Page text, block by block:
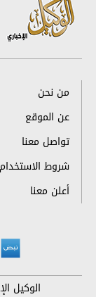
من نحن
عن الموقع
تواصل معنا
شروط الاستخدام
أعلن معنا
الوكيل